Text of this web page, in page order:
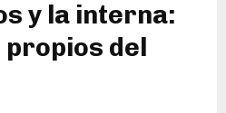
y la interna:
propios del